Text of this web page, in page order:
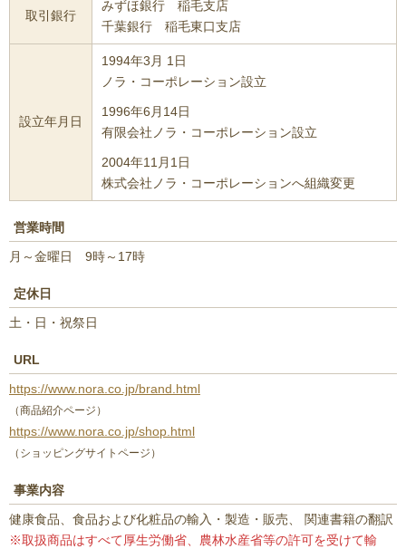
取引銀行
みずほ銀行 稲毛支店
千葉銀行 稲毛東口支店
設立年月日
1994年3月 1日
ノラ・コーポレーション設立
1996年6月14日
有限会社ノラ・コーポレーション設立
2004年11月1日
株式会社ノラ・コーポレーションへ組織変更
営業時間
月～金曜日 9時～17時
定休日
土・日・祝祭日
URL
https://www.nora.co.jp/brand.html
（商品紹介ページ）
https://www.nora.co.jp/shop.html
（ショッピングサイトページ）
事業内容
健康食品、食品および化粧品の輸入・製造・販売、 関連書籍の翻訳
※取扱商品はすべて厚生労働省、農林水産省等の許可を受けて輸